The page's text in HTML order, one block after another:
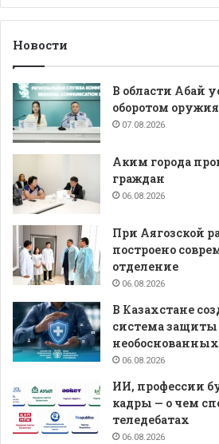
Новости
В области Абай
оборотом оружия
07.08.2026
Аким города
граждан
06.08.2026
При Аягозской
построено
отделение
06.08.2026
В Казахстане
система защиты
06.08.2026
ИИ, профессии
кадры — о чем
теледебатах
06.08.2026